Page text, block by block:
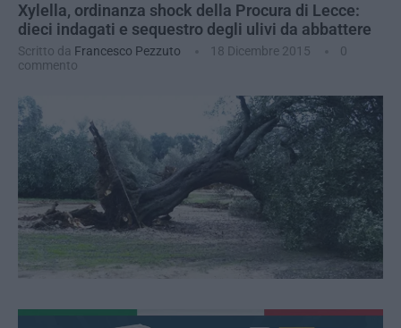
Xylella, ordinanza shock della Procura di Lecce:
dieci indagati e sequestro degli ulivi da abbattere
Scritto da Francesco Pezzuto 18 Dicembre 2015
0
commento